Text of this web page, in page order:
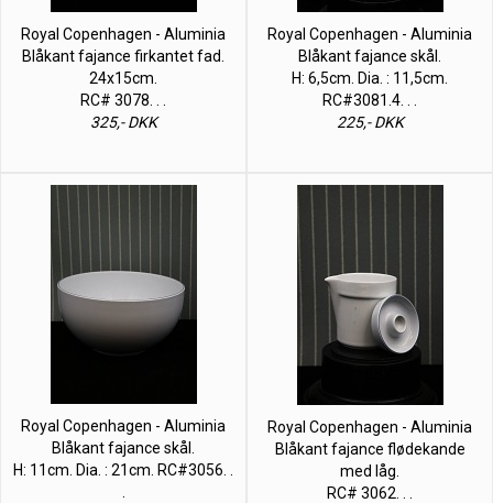
Royal Copenhagen - Aluminia
Blåkant fajance firkantet fad.
24x15cm.
RC# 3078. . .
325,- DKK
Royal Copenhagen - Aluminia
Blåkant fajance skål.
H: 6,5cm. Dia. : 11,5cm.
RC#3081.4. . .
225,- DKK
Royal Copenhagen - Aluminia
Blåkant fajance skål.
H: 11cm. Dia. : 21cm. RC#3056. .
Royal Copenhagen - Aluminia
Blåkant fajance flødekande
med låg.
RC# 3062. . .